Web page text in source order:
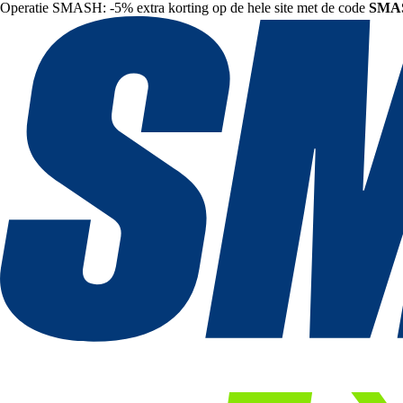
Operatie SMASH: -5% extra korting op de hele site met de code